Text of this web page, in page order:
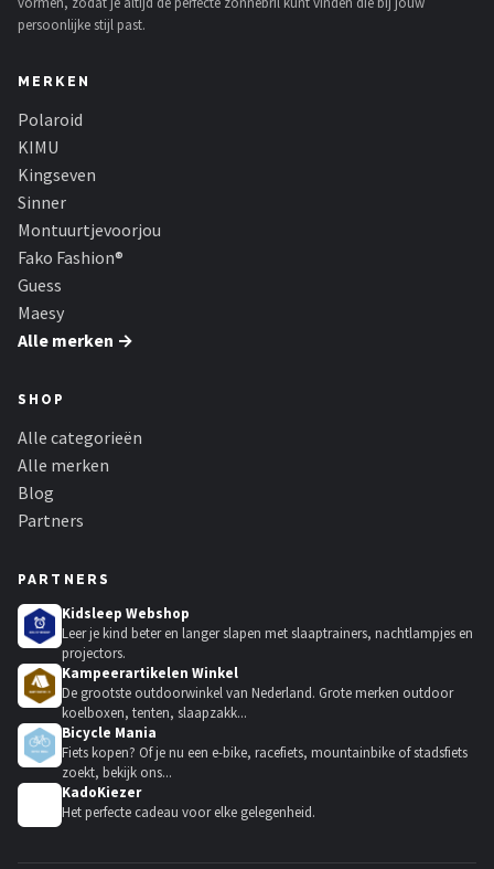
persoonlijke stijl past.
MERKEN
Polaroid
KIMU
Kingseven
Sinner
Montuurtjevoorjou
Fako Fashion®
Guess
Maesy
Alle merken →
SHOP
Alle categorieën
Alle merken
Blog
Partners
PARTNERS
Kidsleep Webshop
Leer je kind beter en langer slapen met slaaptrainers, nachtlampjes en
projectors.
Kampeerartikelen Winkel
De grootste outdoorwinkel van Nederland. Grote merken outdoor
koelboxen, tenten, slaapzakk...
Bicycle Mania
Fiets kopen? Of je nu een e-bike, racefiets, mountainbike of stadsfiets
zoekt, bekijk ons...
KadoKiezer
Het perfecte cadeau voor elke gelegenheid.